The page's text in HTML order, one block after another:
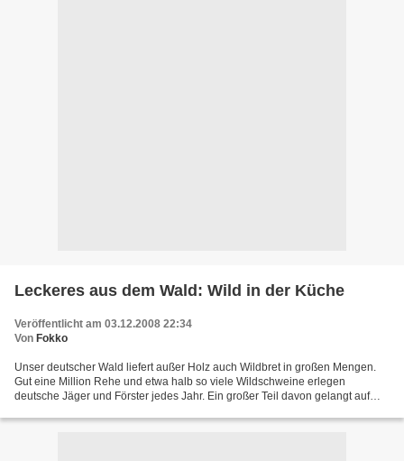
Leckeres aus dem Wald: Wild in der Küche
Veröffentlicht am 03.12.2008 22:34
Von Fokko
Unser deutscher Wald liefert außer Holz auch Wildbret in großen Mengen.
Gut eine Million Rehe und etwa halb so viele Wildschweine erlegen
deutsche Jäger und Förster jedes Jahr. Ein großer Teil davon gelangt auf